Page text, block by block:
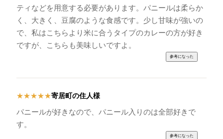
ティなどを用意する必要があります。パニールは柔らか
く、大きく、豆腐のような食感です。少し甘味が強いの
で、私はこちらより米に合うタイプのカレーの方が好き
ですが、こちらも美味しいですよ。
★★★★★寄居町の住人様
パニールが好きなので、パニール入りのは全部好きで
す。